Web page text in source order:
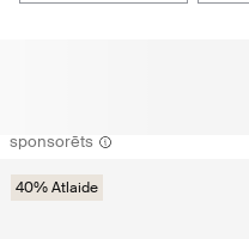
sponsorēts
40% Atlaide